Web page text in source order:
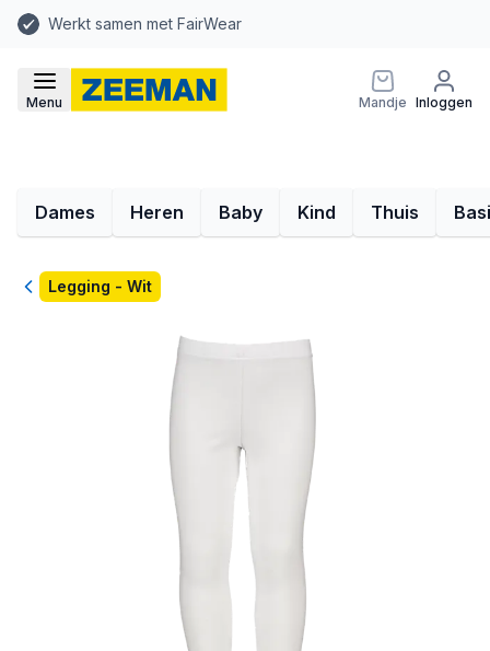
Werkt samen met FairWear
Menu Mandje Inloggen
Dames Heren Baby Kind Thuis
TerugLegging - Wit